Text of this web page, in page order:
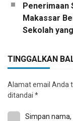
Penerimaan
Makassar
Sekolah
TINGGALKAN
Alamat email Anda
ditandai *
Simpan